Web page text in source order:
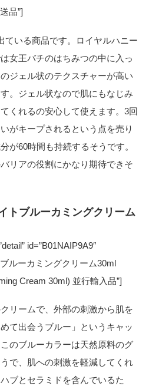
品”]
ている商品です。ロイヤルハニー
女王バチのはちみつの中に入っ
ジェル状のテクスチャーが高い
。ジェル状なので肌にもなじみ
くれるの安心して使えます。3回
がキープされるという点を売り
が60時間も持続するそうです。
リアの役割にかなり期待できそ
ブルーカミングクリーム
id=”B01NAIP9A9″
ルーカミングクリーム30ml
Cream 30ml) 並行輸入品”]
リームで、外部の刺激から肌を
て出会うブルー」というキャッ
のブルーカラーは天然原料のグ
で、肌への刺激を軽減してくれ
ブとセラミドを含んでいるた